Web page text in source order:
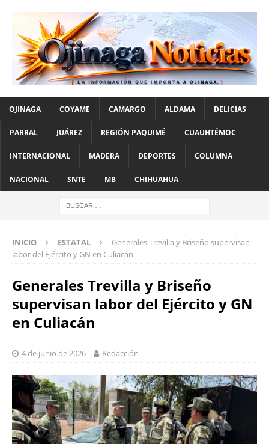
OJINAGA COYAME CAMARGO ALDAMA DELICIAS
PARRAL JUÁREZ REGIÓN PAQUIMÉ CUAUHTÉMOC
INTERNACIONAL MADERA DEPORTES COLUMNA
NACIONAL SNTE MB CHIHUAHUA
INICIO ESTATAL
Generales Trevilla y Briseño supervisan
labor del Ejército y GN en Culiacán
Generales Trevilla y Briseño
supervisan labor del Ejército y GN
en Culiacán
4 de junio de 2026 Redacción